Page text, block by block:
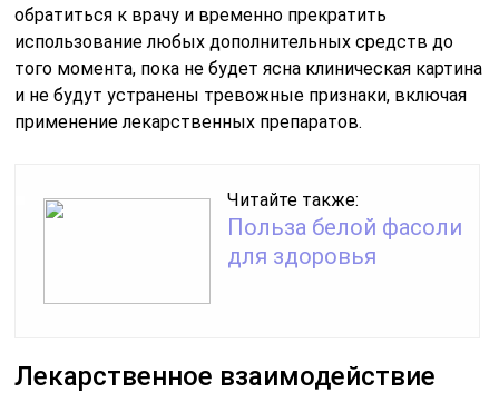
обратиться к врачу и временно прекратить
использование любых дополнительных средств до
того момента, пока не будет ясна клиническая картина
и не будут устранены тревожные признаки, включая
применение лекарственных препаратов.
Читайте также:
Польза белой фасоли
для здоровья
Лекарственное взаимодействие